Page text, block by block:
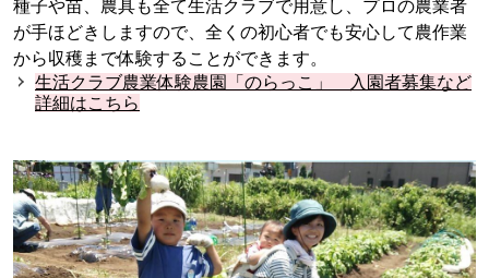
種子や苗、農具も全て生活クラブで用意し、プロの農業者
が手ほどきしますので、全くの初心者でも安心して農作業
から収穫まで体験することができます。
生活クラブ農業体験農園「のらっこ」 入園者募集など
詳細はこちら